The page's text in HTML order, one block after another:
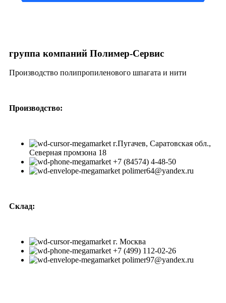
группа компаний Полимер-Сервис
Производство полипропиленового шпагата и нити
Производство:
г.Пугачев, Саратовская обл.,
Северная промзона 18
+7 (84574) 4-48-50
polimer64@yandex.ru
Склад:
г. Москва
+7 (499) 112-02-26
polimer97@yandex.ru